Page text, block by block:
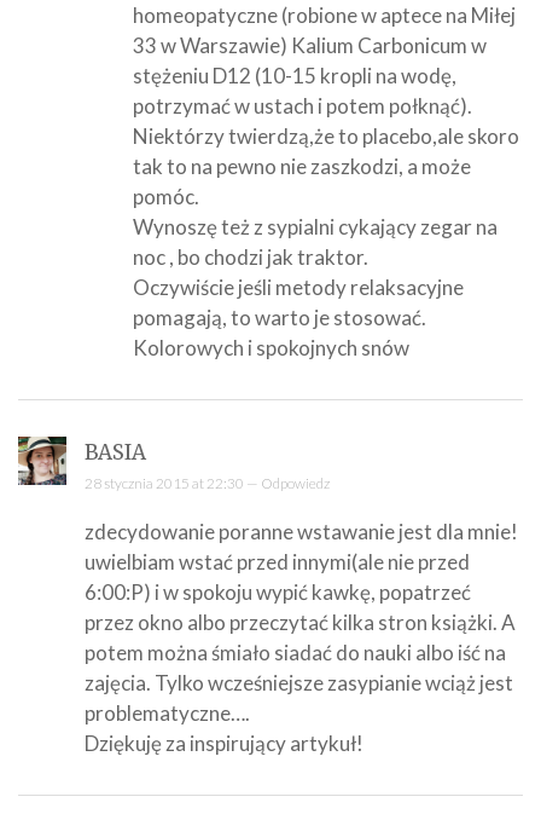
homeopatyczne (robione w aptece na Miłej
33 w Warszawie) Kalium Carbonicum w
stężeniu D12 (10-15 kropli na wodę,
potrzymać w ustach i potem połknąć).
Niektórzy twierdzą,że to placebo,ale skoro
tak to na pewno nie zaszkodzi, a może
pomóc.
Wynoszę też z sypialni cykający zegar na
noc , bo chodzi jak traktor.
Oczywiście jeśli metody relaksacyjne
pomagają, to warto je stosować.
Kolorowych i spokojnych snów
BASIA
28 stycznia 2015 at 22:30 — Odpowiedz
zdecydowanie poranne wstawanie jest dla mnie!
uwielbiam wstać przed innymi(ale nie przed
6:00:P) i w spokoju wypić kawkę, popatrzeć
przez okno albo przeczytać kilka stron książki. A
potem można śmiało siadać do nauki albo iść na
zajęcia. Tylko wcześniejsze zasypianie wciąż jest
problematyczne….
Dziękuję za inspirujący artykuł!